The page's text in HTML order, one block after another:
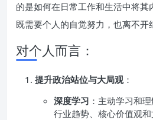
的是如何在日常工作和生活中将
既需要个人的自觉努力，也离不开
对个人而言：
提升政治站位与大局观：
深度学习 ：主动学习和
行业趋势、核心价值观和